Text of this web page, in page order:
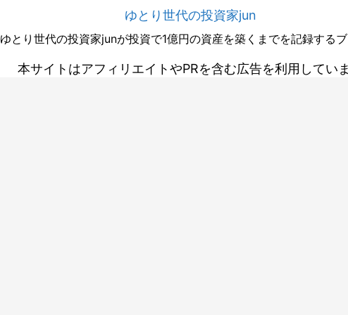
ゆとり世代の投資家jun
ゆとり世代の投資家junが投資で1億円の資産を築くまでを記録するブ
本サイトはアフィリエイトやPRを含む広告を利用してい